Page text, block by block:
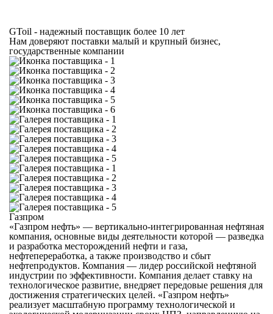
GToil - надежный поставщик более 10 лет
Нам доверяют поставки малый и крупный бизнес,
государственные компании
Газпром
«Газпром нефть» — вертикально-интегрированная нефтяная
компания, основные виды деятельности которой — разведка
и разработка месторождений нефти и газа,
нефтепереработка, а также производство и сбыт
нефтепродуктов. Компания — лидер российской нефтяной
индустрии по эффективности. Компания делает ставку на
технологическое развитие, внедряет передовые решения для
достижения стратегических целей. «Газпром нефть»
реализует масштабную программу технологической и